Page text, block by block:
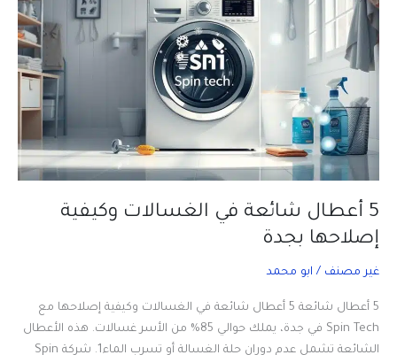
غسالتك
بجدة
5 أعطال شائعة في الغسالات وكيفية
إصلاحها بجدة
غير مصنف / ابو محمد
5 أعطال شائعة 5 أعطال شائعة في الغسالات وكيفية إصلاحها مع
Spin Tech في جدة، يملك حوالي 85% من الأسر غسالات. هذه الأعطال
الشائعة تشمل عدم دوران حلة الغسالة أو تسرب الماء1. شركة Spin